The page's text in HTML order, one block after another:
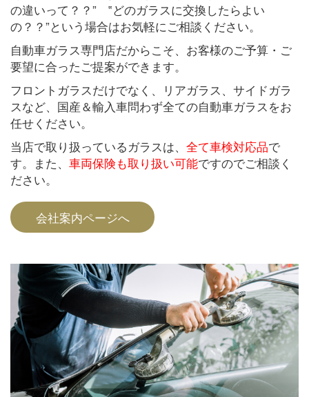
の違いって？？” ‟どのガラスに交換したらよい
の？？”という場合はお気軽にご相談ください。
自動車ガラス専門店だからこそ、お客様のご予算・ご
要望に合ったご提案ができます。
フロントガラスだけでなく、リアガラス、サイドガラ
スなど、国産＆輸入車問わず全ての自動車ガラスをお
任せください。
当店で取り扱っているガラスは、 全て車検対応品で
す。また、 車両保険も取り扱い可能ですのでご相談く
ださい。
会社案内ページへ